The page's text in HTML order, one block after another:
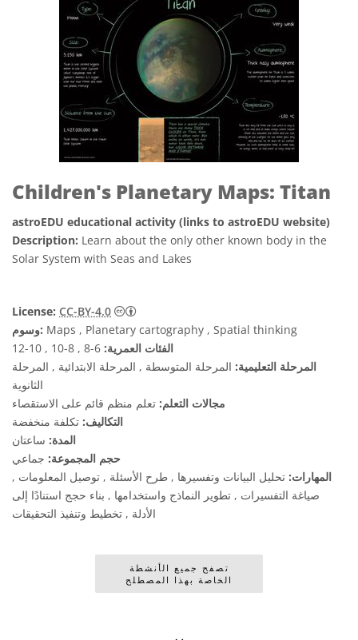
Children's Planetary Maps: Titan
astroEDU educational activity (links to astroEDU website)
Description: Learn about the only other known body in the
Solar System with Seas and Lakes
License: CC-BY-4.0
وسوم: Maps , Planetary cartography , Spatial thinking
الفئات العمرية:
المرحلة التعليمية: المرحلة المتوسطة , المرحلة الابتدائية , المرحلة
الثانوية
مجالات التعلم: تعلم منظم قائم على الاستقصاء
التكاليف: تكلفة منخفضة
المدة: ساعتان
حجم المجموعة: جماعي
المهارات: تحليل البيانات وتفسيرها , طرح الأسئلة , توصيل المعلومات ,
صياغة التفسيرات , تطوير النماذج واستخدامها , بناء حجج استنادًا إلى
الأدلة , تخطيط وتنفيذ التحقيقات
تصفح جميع الأنشطة
الخاصة بهذا المصطلح